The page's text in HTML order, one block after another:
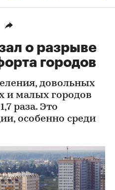
о разрыве
городов
довольных
и малых городов
раза. Это
особенно среди